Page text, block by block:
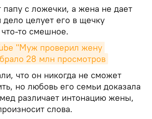
папу с ложечки, а жена не дает
дело целует его в щечку
то смешное.
28 млн просмотров
что он никогда не сможет
но любовь его семьи доказала
различает интонацию жены,
слова.